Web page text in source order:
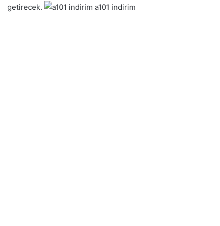
getirecek.
a101 indirim